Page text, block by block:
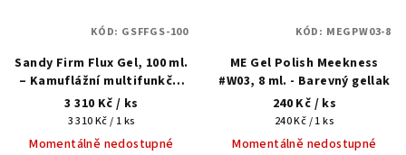
Sandy Firm Flux Gel, 100 ml.
– Kamuflážní multifunkční
tekutý akrylgel
3 310 Kč / ks
Měrná
cena:
3 310 Kč / 1 ks
Momentálně nedostupné
KÓD: GSFFGS-100
ME Gel Polish Meekness
#W03, 8 ml. - Barevný gellak
240 Kč / ks
Měrná
cena:
240 Kč / 1 ks
Momentálně nedostupné
KÓD: MEGPW03-8